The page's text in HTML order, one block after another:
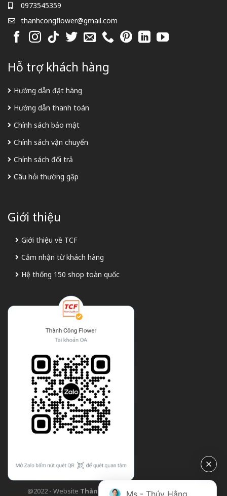
0973545359
thanhcongflower@gmail.com
Hỗ trợ khách hàng
Hướng dẫn đặt hàng
Hướng dẫn thanh toán
Chính sách bảo mật
Chính sách vận chuyển
Chính sách đổi trả
Câu hỏi thường gặp
Giới thiệu
Giới thiệu về TCF
Cảm nhận từ khách hàng
Hệ thống 150 shop toàn quốc
@2022 - Website Thành Công Flower| Design bởi
Ms - Thúy Hằng